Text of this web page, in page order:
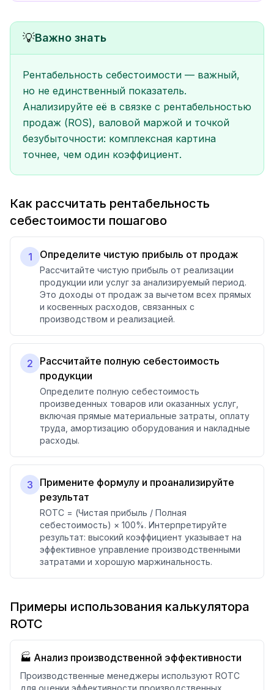
💡Важно знать
Рентабельность себестоимости — важный,
но не единственный показатель.
Анализируйте её в связке с рентабельностью
продаж (ROS), валовой маржой и точкой
безубыточности: комплексная картина
точнее, чем один коэффициент.
Как рассчитать рентабельность
себестоимости пошагово
1 Определите чистую прибыль от продаж
Рассчитайте чистую прибыль от реализации
продукции или услуг за анализируемый период.
Это доходы от продаж за вычетом всех прямых
и косвенных расходов, связанных с
производством и реализацией.
2
Рассчитайте полную себестоимость
продукции
Определите полную себестоимость
произведенных товаров или оказанных услуг,
включая прямые материальные затраты, оплату
труда, амортизацию оборудования и накладные
расходы.
3
Примените формулу и проанализируйте
результат
ROTC = (Чистая прибыль / Полная
себестоимость) × 100%. Интерпретируйте
результат: высокий коэффициент указывает на
эффективное управление производственными
затратами и хорошую маржинальность.
Примеры использования калькулятора
ROTC
🏭 Анализ производственной эффективности
Производственные менеджеры используют ROTC
для оценки эффективности производственных